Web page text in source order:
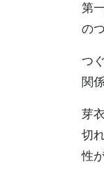
第
の
つ
関
芽
切
性